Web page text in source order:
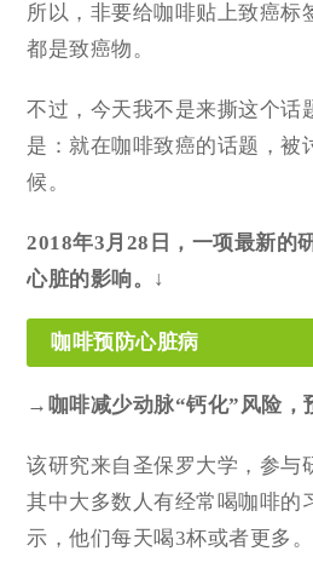
所以，非要给咖啡贴上致癌标
都是致癌物。
不过，今天我不是来撕这个话
是：就在咖啡致癌的话题，被
候。
2018年3月28日，一项最新的
心脏的影响。 ↓
咖啡预防心脏病
→咖啡减少动脉“钙化”风险，
该研究来自圣保罗大学，参与
其中大多数人有经常喝咖啡的
示，他们每天喝3杯或者更多。